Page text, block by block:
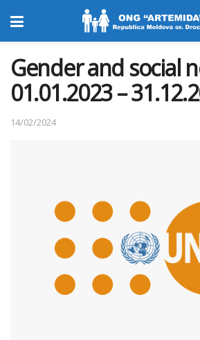
Gender and social
01.01.2023 –
14/02/2024